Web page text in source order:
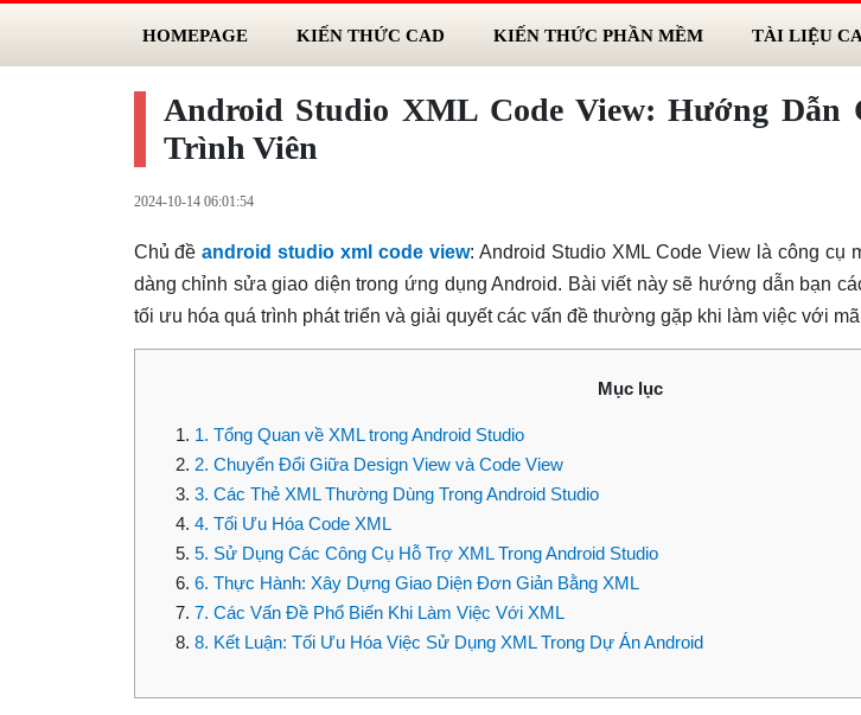
HOMEPAGE KIẾN THỨC CAD KIẾN THỨC PHẦN MỀM TÀI LIỆU
Android Studio XML Code View: Hướng Dẫn
Trình Viên
2024-10-14 06:01:54
Chủ đềandroid studio xml code view: Android Studio XML Code View là công cụ
dàng chỉnh sửa giao diện trong ứng dụng Android. Bài viết này sẽ hướng dẫn bạn
tối ưu hóa quá trình phát triển và giải quyết các vấn đề thường gặp khi làm việc với
Mục lục
1. Tổng Quan về XML trong Android Studio
2. Chuyển Đổi Giữa Design View và Code View
3. Các Thẻ XML Thường Dùng Trong Android Studio
4. Tối Ưu Hóa Code XML
5. Sử Dụng Các Công Cụ Hỗ Trợ XML Trong Android Studio
6. Thực Hành: Xây Dựng Giao Diện Đơn Giản Bằng XML
7. Các Vấn Đề Phổ Biến Khi Làm Việc Với XML
8. Kết Luận: Tối Ưu Hóa Việc Sử Dụng XML Trong Dự Án Android